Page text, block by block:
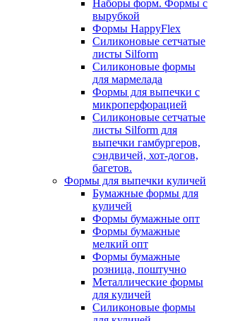
Наборы форм. Формы с
вырубкой
Формы HappyFlex
Силиконовые сетчатые
листы Silform
Силиконовые формы
для мармелада
Формы для выпечки с
микроперфорацией
Силиконовые сетчатые
листы Silform для
выпечки гамбургеров,
сэндвичей, хот-догов,
багетов.
Формы для выпечки куличей
Бумажные формы для
куличей
Формы бумажные опт
Формы бумажные
мелкий опт
Формы бумажные
розница, поштучно
Металлические формы
для куличей
Силиконовые формы